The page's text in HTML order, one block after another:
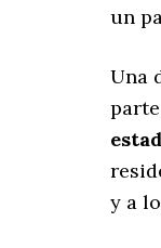
un
Una
y a